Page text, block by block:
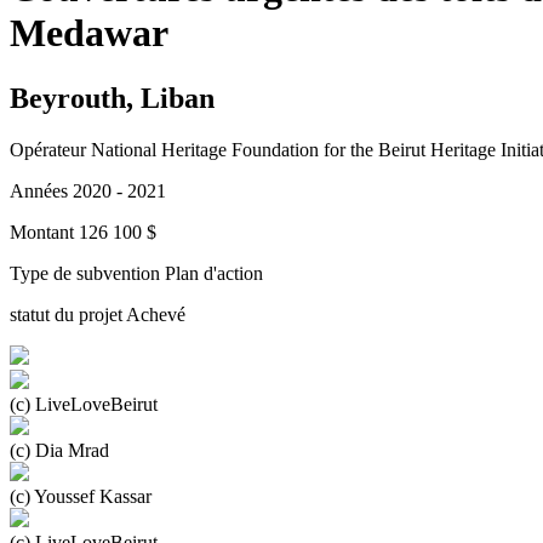
Medawar
Beyrouth, Liban
Opérateur National Heritage Foundation for the Beirut Heritage
Années 2020 - 2021
Montant 126 100 $
Type de subvention Plan d'action
statut du projet Achevé
(c) LiveLoveBeirut
(c) Dia Mrad
(c) Youssef Kassar